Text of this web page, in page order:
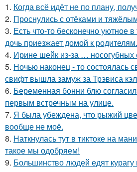
1. Когда всё идёт не по плану,
2. Проснулись с отёками и
3. Есть что-то бесконечно уютное
дочь приезжает домой к родителям.
4. Ирине шейк из-за … носогубных
5. Ночью наконец - то состоялась
свифт вышла замуж за Трэвиса
6. Беременная бонни блю
первым встречным на улице.
7. Я была убеждена, что рыжий
вообще не моё.
8. Наткнулась тут в тиктоке на
такое мы одобряем!
9. Большинство людей едят курагу